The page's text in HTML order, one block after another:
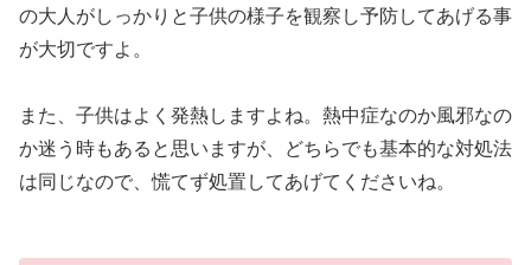
の大人がしっかりと子供の様子を観察し予防してあげる事
が大切ですよ。
また、子供はよく発熱しますよね。熱中症なのか風邪なの
か迷う時もあると思いますが、どちらでも基本的な対処法
は同じなので、慌てず処置してあげてくださいね。